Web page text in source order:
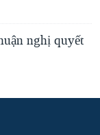
nghị quyết